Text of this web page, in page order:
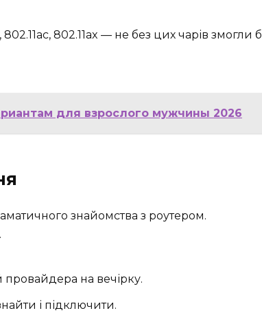
802.11ac, 802.11ax — не без цих чарів змогли б
для взрослого мужчины 2026
знайомства з роутером.
провайдера на вечірку.
і підключити.